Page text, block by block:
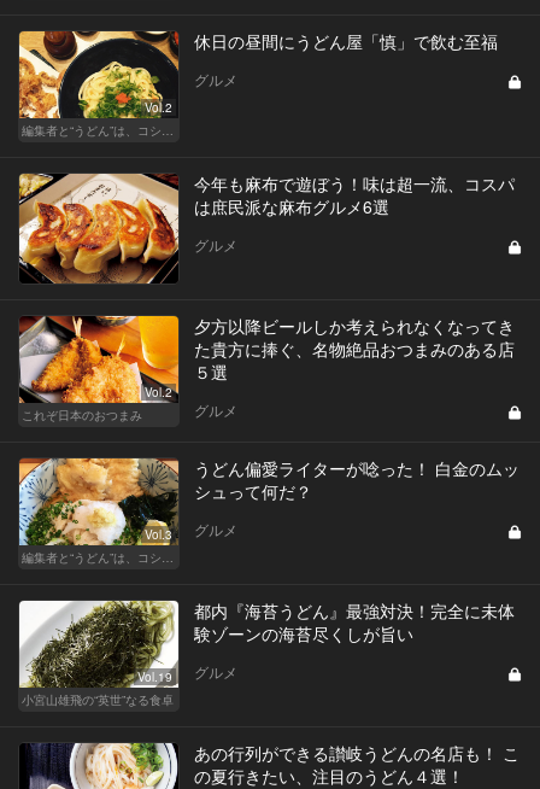
Vol.2
編集者と“うどん”は、コシと粘りが大切です
休日の昼間にうどん屋「慎」で飲む至福
グルメ
今年も麻布で遊ぼう！味は超一流、コスパ
は庶民派な麻布グルメ6選
グルメ
Vol.2
これぞ日本のおつまみ
夕方以降ビールしか考えられなくなってき
た貴方に捧ぐ、名物絶品おつまみのある店
５選
グルメ
Vol.3
編集者と“うどん”は、コシと粘りが大切です
うどん偏愛ライターが唸った！ 白金のムッ
シュって何だ？
グルメ
Vol.19
小宮山雄飛の“英世”なる食卓
都内『海苔うどん』最強対決！完全に未体
験ゾーンの海苔尽くしが旨い
グルメ
あの行列ができる讃岐うどんの名店も！ こ
の夏行きたい、注目のうどん４選！